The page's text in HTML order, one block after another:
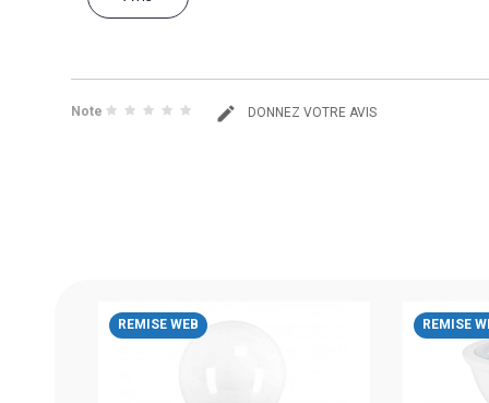
Note DONNEZ VOTRE AVIS
REMISE WEB REMISE